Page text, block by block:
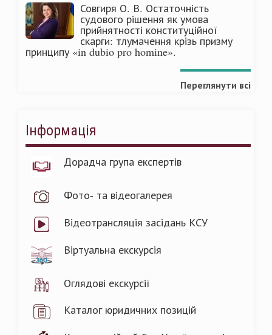
Совгиря О. В. Остаточність
судового рішення як умова
прийнятності конституційної
скарги: тлумачення крізь призму
принципу «in dubio pro homine».
Переглянути всі
Інформація
Дорадча група експертів
Фото- та відеогалерея
Відеотрансляція засідань КСУ
Віртуальна екскурсія
Оглядові екскурсії
Каталог юридичних позицій